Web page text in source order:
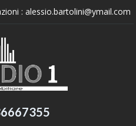
: alessio.bartolini@ymail.com